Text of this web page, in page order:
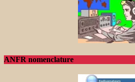
ANFR nomenclature